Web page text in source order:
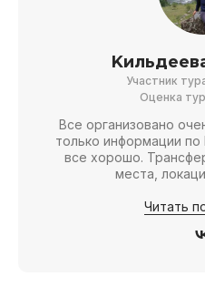
Участник
Оценка
Все организовано
только информации
все хорошо.
места,
Читать